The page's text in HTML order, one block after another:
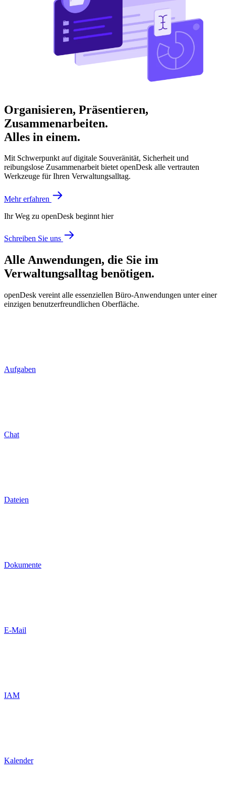
Organisieren, Präsentieren,
Zusammenarbeiten.
Alles in einem.
Mit Schwerpunkt auf digitale Souveränität, Sicherheit und
reibungslose Zusammenarbeit bietet openDesk alle vertrauten
Werkzeuge für Ihren Verwaltungsalltag.
Mehr erfahren
Ihr Weg zu openDesk beginnt hier
Schreiben Sie uns
Alle Anwendungen, die Sie im
Verwaltungsalltag benötigen.
openDesk vereint alle essenziellen Büro-Anwendungen unter einer
einzigen benutzerfreundlichen Oberfläche.
Aufgaben
Chat
Dateien
Dokumente
E-Mail
IAM
Kalender